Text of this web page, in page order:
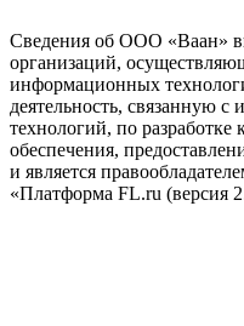
Сведения об ООО «Ваан»
организаций,
информационных
деятельность, связанную
технологий, по
обеспечения,
и является
«Платформа FL.ru (версия